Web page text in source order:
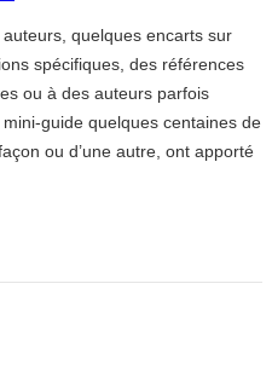
quelques encarts sur
spécifiques, des références
ou à des auteurs parfois
guide quelques centaines de
ou d’une autre, ont apporté